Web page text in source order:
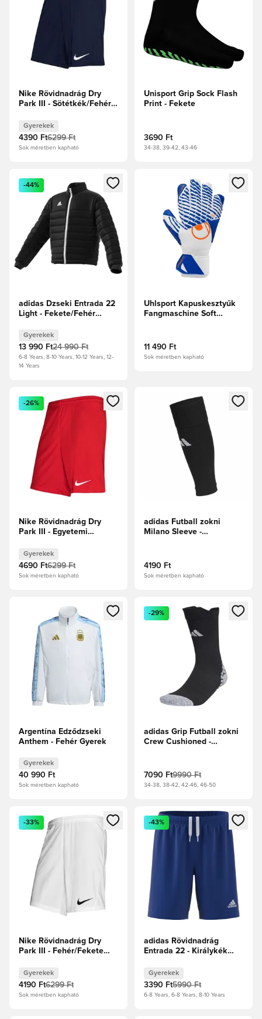
Nike Rövidnadrág Dry
Park III - Sötétkék/Fehér
Gyerekek
4390 Ft6299 Ft
Sok méretben kapható
Unisport Grip Sock Flash
Print - Fekete
3690 Ft
34-38, 39-42, 43-46
Megnyit egy modált a bejelentkezéshez vagy a tagként
-44%
adidas Dzseki Entrada 22
Light - Fekete/Fehér
Gyerekek
13 990 Ft24 990 Ft
6-8 Years, 8-10 Years, 10-12 Years, 12-
14 Years
Megnyit egy modált a
Uhlsport Kapuskesztyűk
Fangmaschine Soft
narancs
11 490 Ft
Sok méretben kapható
Megnyit egy modált a bejelentkezéshez vagy a tagként
-26%
Nike Rövidnadrág Dry
Park III - Egyetemi
Gyerekek
4690 Ft6299 Ft
Sok méretben kapható
Megnyit egy modált a
adidas Futball zokni
Milano Sleeve -
4190 Ft
Sok méretben kapható
Megnyit egy modált a bejelentkezéshez vagy a tagként
Argentína Edződzseki
Anthem - Fehér Gyerek
Gyerekek
40 990 Ft
Sok méretben kapható
Megnyit egy modált a
-29%
adidas Grip Futball zokni
Crew Cushioned -
7090 Ft9990 Ft
34-38, 38-42, 42-46, 46-50
Megnyit egy modált a bejelentkezéshez vagy a tagként
-33%
Nike Rövidnadrág Dry
Park III - Fehér/Fekete
Gyerekek
4190 Ft6299 Ft
Sok méretben kapható
Megnyit egy modált a
-43%
adidas Rövidnadrág
Entrada 22 - Királykék
Gyerekek
3390 Ft5990 Ft
6-8 Years, 6-8 Years, 8-10 Years